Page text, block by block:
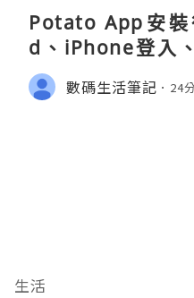
Potato App安
d、iPhone登入
整指南
數碼生活筆記 24
生活